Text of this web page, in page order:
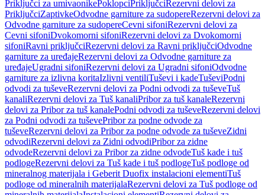
Priključci za umivaonikePoklopciPriključciRezervni delovi za
PriključciZaptivkeOdvodne garniture za sudopereRezervni delovi za
Odvodne garniture za sudopereCevni sifoniRezervni delovi za
Cevni sifoniDvokomorni sifoniRezervni delovi za Dvokomorni
sifoniRavni priključciRezervni delovi za Ravni priključciOdvodne
garniture za uređajeRezervni delovi za Odvodne garniture za
uređajeUgradni sifoniRezervni delovi za Ugradni sifoniOdvodne
garniture za izlivna koritaIzlivni ventiliTuševi i kadeTuševiPodni
odvodi za tuševeRezervni delovi za Podni odvodi za tuševeTuš
kanaliRezervni delovi za Tuš kanaliPribor za tuš kanaleRezervni
delovi za Pribor za tuš kanalePodni odvodi za tuševeRezervni delovi
za Podni odvodi za tuševePribor za podne odvode za
tuševeRezervni delovi za Pribor za podne odvode za tuševeZidni
odvodiRezervni delovi za Zidni odvodiPribor za zidne
odvodeRezervni delovi za Pribor za zidne odvodeTuš kade i tuš
podlogeRezervni delovi za Tuš kade i tuš podlogeTuš podloge od
mineralnog materijala i Geberit Duofix instalacioni elementiTuš
podloge od mineralnih materijalaRezervni delovi za Tuš podloge od